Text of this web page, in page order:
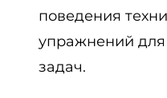
поведения
упражнений для
задач.